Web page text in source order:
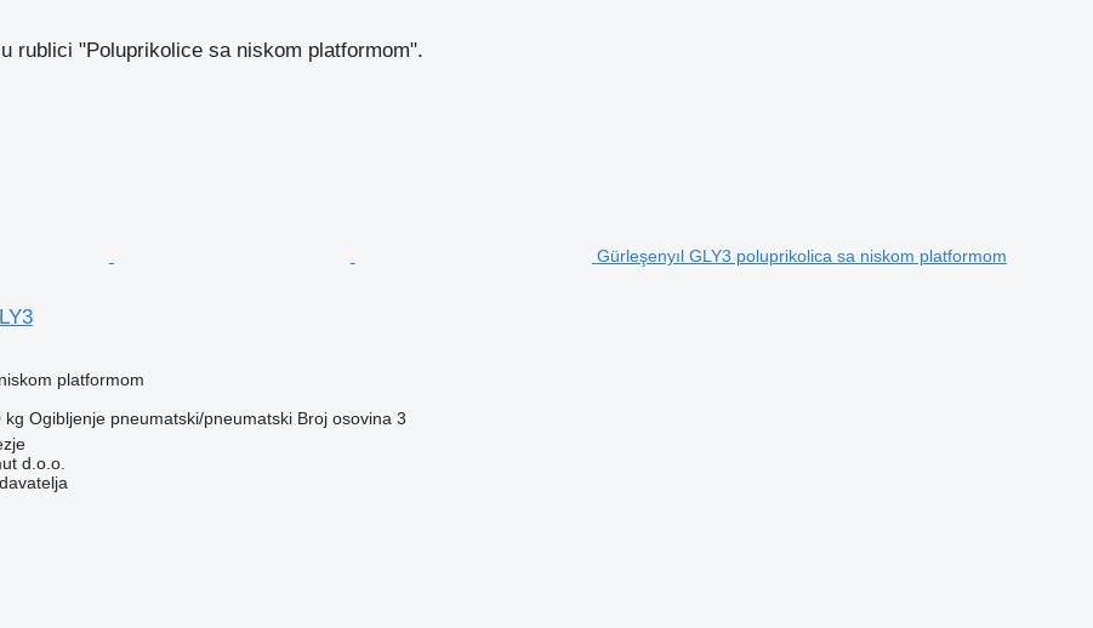
rublici "Poluprikolice sa niskom platformom".
Gürleşenyıl GLY3 poluprikolica sa niskom platformom
platformom
kg Ogibljenje pneumatski/pneumatski Broj osovina 3
d.o.o.